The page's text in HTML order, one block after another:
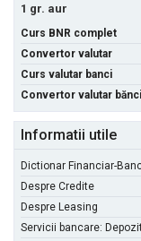
1 gr. aur
Curs BNR complet
Convertor valutar
Curs valutar banci
Convertor valutar bănci
Informatii utile
Dictionar Financiar-
Despre Credite
Despre Leasing
Servicii bancare: